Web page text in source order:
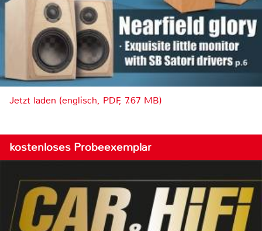
Jetzt laden (englisch, PDF, 7.67 MB)
kostenloses Probeexemplar